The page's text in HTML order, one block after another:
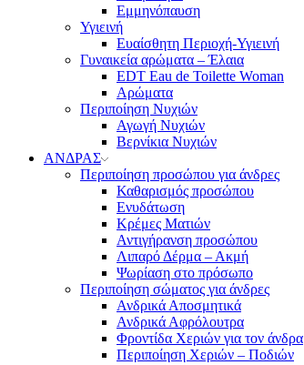
Εμμηνόπαυση
Υγιεινή
Ευαίσθητη Περιοχή-Υγιεινή
Γυναικεία αρώματα – Έλαια
EDT Eau de Toilette Woman
Αρώματα
Περιποίηση Νυχιών
Αγωγή Νυχιών
Βερνίκια Νυχιών
ΑΝΔΡΑΣ
Περιποίηση προσώπου για άνδρες
Καθαρισμός προσώπου
Ενυδάτωση
Κρέμες Ματιών
Αντιγήρανση προσώπου
Λιπαρό Δέρμα – Ακμή
Ψωρίαση στο πρόσωπο
Περιποίηση σώματος για άνδρες
Ανδρικά Αποσμητικά
Ανδρικά Αφρόλουτρα
Φροντίδα Χεριών για τον άνδρα
Περιποίηση Χεριών – Ποδιών